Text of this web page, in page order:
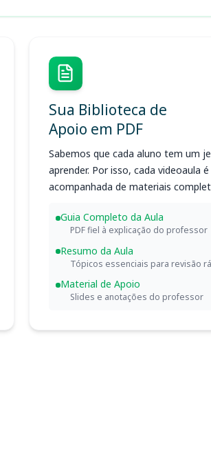
Sua Biblioteca de
Apoio em PDF
Sabemos que cada aluno tem um
aprender. Por isso, cada videoaula é
acompanhada de materiais
Guia Completo da Aula
PDF fiel à explicação do professor
Resumo da Aula
Tópicos essenciais para revisão
Material de Apoio
Slides e anotações do professor